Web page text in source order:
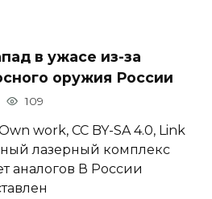
в ужасе из-за
оружия России
109
work, CC BY-SA 4.0, Link
лазерный комплекс
аналогов В России